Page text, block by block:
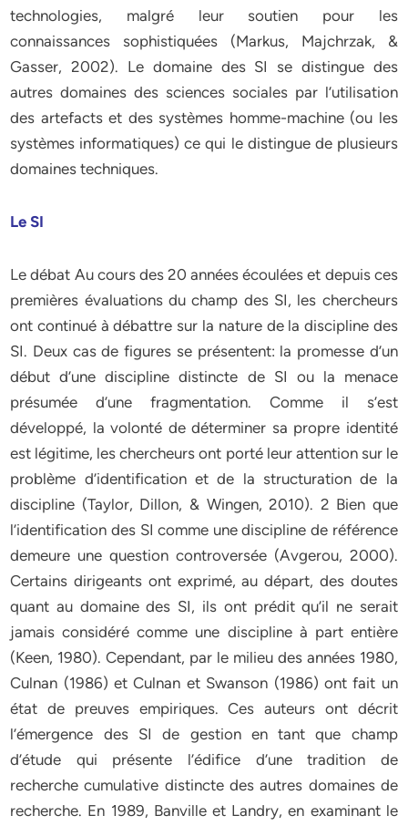
technologies, malgré leur soutien pour les
connaissances sophistiquées (Markus, Majchrzak, &
Gasser, 2002). Le domaine des SI se distingue des
autres domaines des sciences sociales par l’utilisation
des artefacts et des systèmes homme-machine (ou les
systèmes informatiques) ce qui le distingue de plusieurs
domaines techniques.
Le SI
Le débat Au cours des 20 années écoulées et depuis ces
premières évaluations du champ des SI, les chercheurs
ont continué à débattre sur la nature de la discipline des
SI. Deux cas de figures se présentent: la promesse d’un
début d’une discipline distincte de SI ou la menace
présumée d’une fragmentation. Comme il s’est
développé, la volonté de déterminer sa propre identité
est légitime, les chercheurs ont porté leur attention sur le
problème d’identification et de la structuration de la
discipline (Taylor, Dillon, & Wingen, 2010). 2 Bien que
l’identification des SI comme une discipline de référence
demeure une question controversée (Avgerou, 2000).
Certains dirigeants ont exprimé, au départ, des doutes
quant au domaine des SI, ils ont prédit qu’il ne serait
jamais considéré comme une discipline à part entière
(Keen, 1980). Cependant, par le milieu des années 1980,
Culnan (1986) et Culnan et Swanson (1986) ont fait un
état de preuves empiriques. Ces auteurs ont décrit
l’émergence des SI de gestion en tant que champ
d’étude qui présente l’édifice d’une tradition de
recherche cumulative distincte des autres domaines de
recherche. En 1989, Banville et Landry, en examinant le